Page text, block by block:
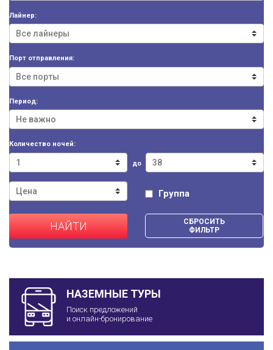
Лайнер:
Порт отправления:
Период:
Количество ночей:
до
Группа
НАЙТИ
СБРОСИТЬ
ФИЛЬТР
НАЗЕМНЫЕ ТУРЫ
Поиск предложений
и онлайн-бронирование